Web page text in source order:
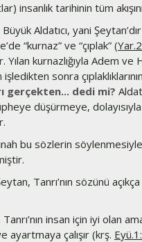
insanlık tarihinin tüm
Büyük Aldatıcı, yani
“kurnaz” ve “çıplak” (
kurnazlığıyla Adem ve
sonra
gerçekten... dedi mi?
düşürmeye, dolayısıyla
bu sözlerin
Tanrı’nın sözünü
insan için iyi olan
ayartmaya çalışır (krş.